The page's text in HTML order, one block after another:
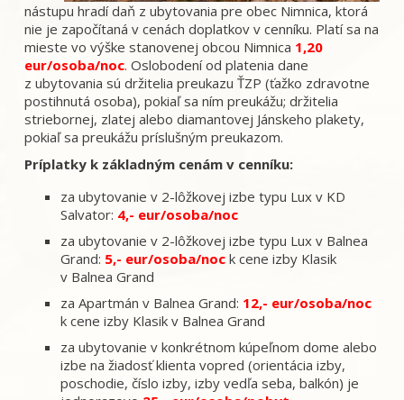
nástupu hradí daň z ubytovania pre obec Nimnica, ktorá
nie je započítaná v cenách doplatkov v cenníku. Platí sa na
mieste vo výške stanovenej obcou Nimnica 1,20
eur/osoba/noc. Oslobodení od platenia dane
z ubytovania sú držitelia preukazu ŤZP (ťažko zdravotne
postihnutá osoba), pokiaľ sa ním preukážu; držitelia
striebornej, zlatej alebo diamantovej Jánskeho plakety,
pokiaľ sa preukážu príslušným preukazom.
Príplatky k základným cenám v cenníku:
za ubytovanie v 2-lôžkovej izbe typu Lux v KD
Salvator: 4,- eur/osoba/noc
za ubytovanie v 2-lôžkovej izbe typu Lux v Balnea
Grand: 5,- eur/osoba/nock cene izby Klasik
v Balnea Grand
za Apartmán v Balnea Grand: 12,- eur/osoba/noc
k cene izby Klasik v Balnea Grand
za ubytovanie v konkrétnom kúpeľnom dome alebo
izbe na žiadosť klienta vopred (orientácia izby,
poschodie, číslo izby, izby vedľa seba, balkón) je